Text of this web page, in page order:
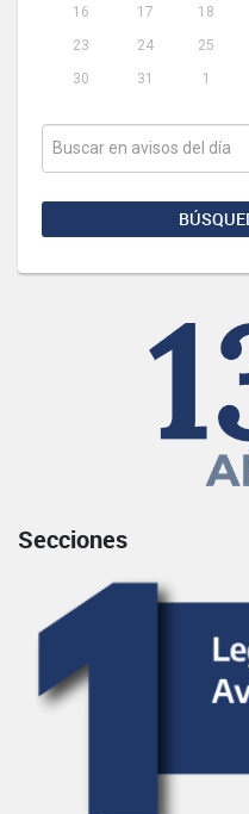
16
17 18
23
24 25
30
31 1
Secciones